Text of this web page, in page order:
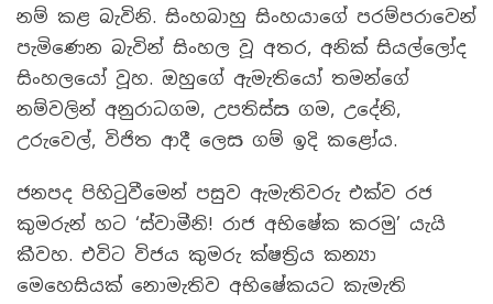
නම් කළ බැවිනි. සිංහබාහු සිංහයාගේ පරම්පරාවෙන්
පැමිණෙන බැවින් සිංහල වූ අතර, අනික් සියල්ලෝද
සිංහලයෝ වූහ. ඔහුගේ ඇමැතියෝ තමන්ගේ
නම්වලින් අනුරාධගම, උපතිස්ස ගම, උදේනි,
උරුවෙල්, විජිත ආදී ලෙස ගම් ඉදි කළෝය.
ජනපද පිහිටුවීමෙන් පසුව ඇමැතිවරු එක්ව රජ
කුමරුන් හට ‘ස්වාමීනි! රාජ අභිෂේක කරමු’ යැයි
කීවහ. එවිට විජය කුමරු ක්ෂත්‍රිය කන්‍යා
මෙහෙසියක් නොමැතිව අභිෂේකයට කැමැති